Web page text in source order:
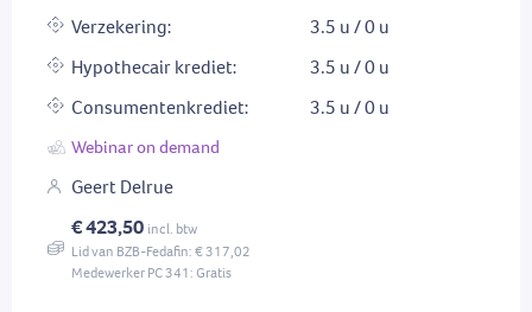
Verzekering:
3.5 u / 0 u
Hypothecair krediet:
3.5 u / 0 u
Consumentenkrediet:
3.5 u / 0 u
Webinar on demand
Geert Delrue
€ 423,50 incl. btw
Lid van BZB-Fedafin: € 317,02
Medewerker PC 341: Gratis